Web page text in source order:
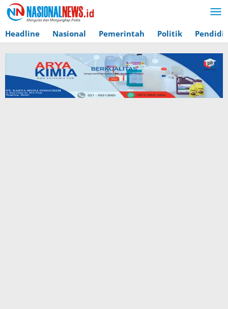
Lewati
ke
konten
Headline Nasional Pemerintah Politik